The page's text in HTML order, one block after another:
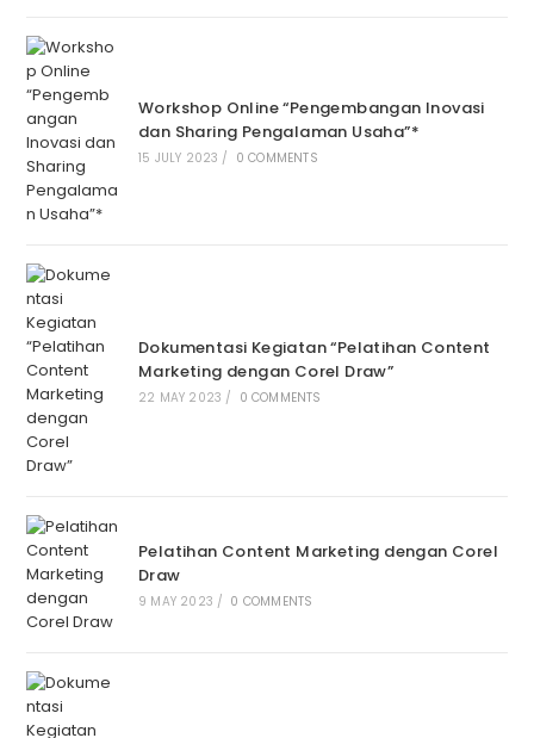
Workshop Online “Pengembangan Inovasi
dan Sharing Pengalaman Usaha”*
15 JULY 2023 / 0 COMMENTS
Dokumentasi Kegiatan “Pelatihan Content
Marketing dengan Corel Draw”
22 MAY 2023 / 0 COMMENTS
Pelatihan Content Marketing dengan Corel
Draw
9 MAY 2023 / 0 COMMENTS